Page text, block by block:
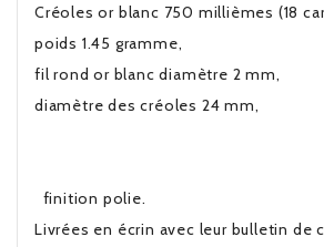
Créoles or blanc 750 millièmes (18
poids 1.45 gramme,
fil rond or blanc diamètre 2 mm,
diamètre des
finition polie.
Livrées en écrin avec leur bulletin de